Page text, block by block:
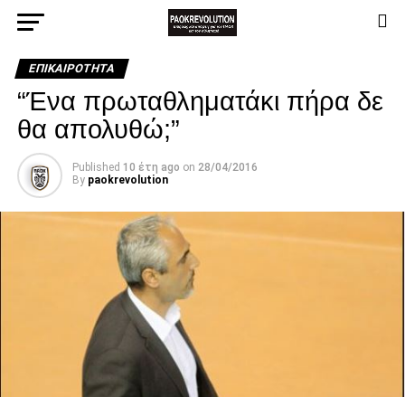
ΕΠΙΚΑΙΡΌΤΗΤΑ
“Ένα πρωταθληματάκι πήρα δε
θα απολυθώ;”
Published 10 έτη ago on 28/04/2016
By paokrevolution